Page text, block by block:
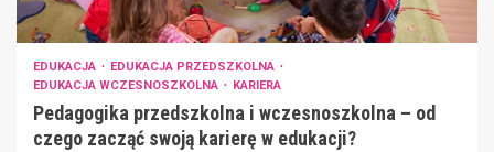
EDUKACJA
EDUKACJA PRZEDSZKOLNA
EDUKACJA WCZESNOSZKOLNA
KARIERA
Pedagogika przedszkolna i wczesnoszkolna – od
czego zacząć swoją karierę w edukacji?